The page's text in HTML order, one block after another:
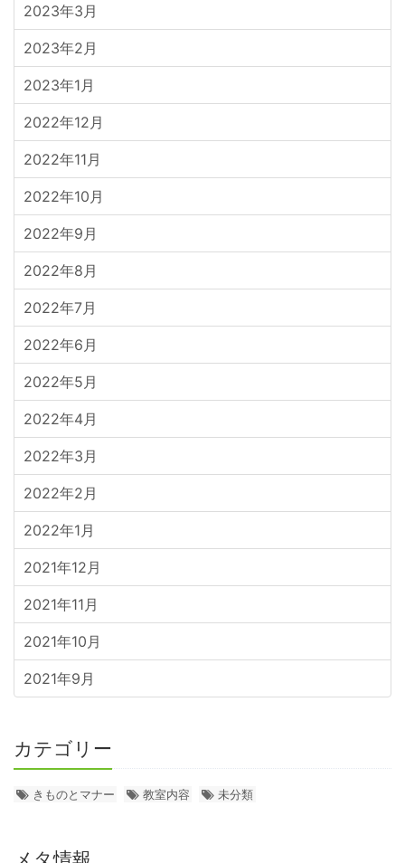
2023年3月
2023年2月
2023年1月
2022年12月
2022年11月
2022年10月
2022年9月
2022年8月
2022年7月
2022年6月
2022年5月
2022年4月
2022年3月
2022年2月
2022年1月
2021年12月
2021年11月
2021年10月
2021年9月
カテゴリー
きものとマナー 教室内容 未分類